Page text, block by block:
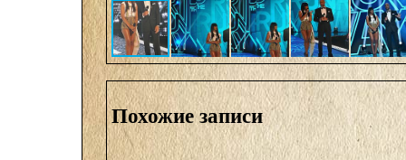
Похожие записи